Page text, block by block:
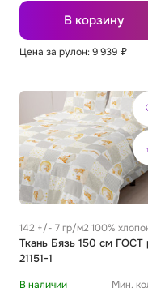
В корзину
Цена за рулон: 9 939 ₽
142 +/- 7 гр/м2 100%
0.29 м
Ткань Бязь 150 см ГОСТ
21151-1
В наличии Мин.